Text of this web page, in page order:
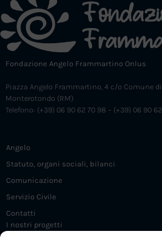
Fondazione Angelo Frammartino Onlus
Piazza Angelo Frammartino, 4 c/o Comune
Monterotondo (RM)
Telefono: (+39) 06 90 62 70 98 – (+39) 06 90 62
Angelo
Statuto, organi sociali, bilanci
Comunicazione
Servizio Civile
Contatti
I nostri progetti